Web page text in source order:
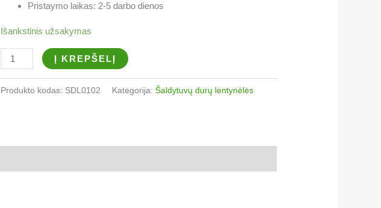
Pristaymo laikas: 2-5 darbo dienos
Išankstinis užsakymas
Į KREPŠELĮ
Produkto kodas: SDL0102 Kategorija: Šaldytuvų durų lentynėlės